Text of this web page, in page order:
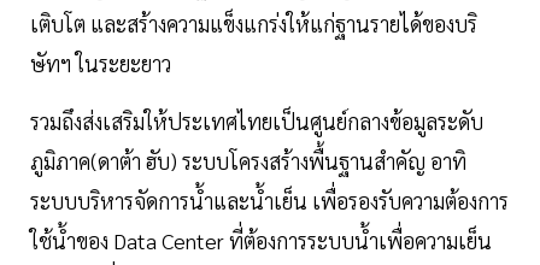
เติบโต และสร้างความแข็งแกร่งให้แก่ฐานรายได้ของบริ
ษัทฯ ในระยะยาว
รวมถึงส่งเสริมให้ประเทศไทยเป็นศูนย์กลางข้อมูลระดับ
ภูมิภาค(ดาต้า ฮับ) ระบบโครงสร้างพื้นฐานสำคัญ อาทิ
ระบบบริหารจัดการน้ำและน้ำเย็น เพื่อรองรับความต้องการ
ใช้น้ำของ Data Center ที่ต้องการระบบน้ำเพื่อความเย็น